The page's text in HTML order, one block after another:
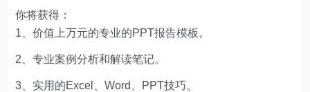
你将获得：
1、价值上万元的专业的PPT报告模板。
2、专业案例分析和解读笔记。
3、实用的Excel、Word、PPT技巧。